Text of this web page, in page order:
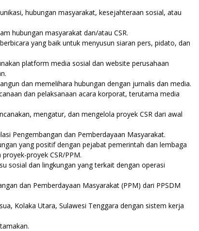
hubungan masyarakat, kesejahteraan sosial, atau
hubungan masyarakat dan/atau CSR.
yang baik untuk menyusun siaran pers, pidato, dan
platform media sosial dan website perusahaan
dan memelihara hubungan dengan jurnalis dan media.
dan pelaksanaan acara korporat, terutama media
mengatur, dan mengelola proyek CSR dari awal
Pengembangan dan Pemberdayaan Masyarakat.
yang positif dengan pejabat pemerintah dan lembaga
proyek CSR/PPM.
sosial dan lingkungan yang terkait dengan operasi
dan Pemberdayaan Masyarakat (PPM) dari PPSDM
Kolaka Utara, Sulawesi Tenggara dengan sistem kerja